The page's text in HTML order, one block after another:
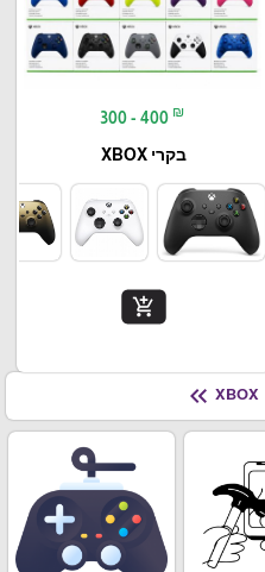
300 - 400 ₪
בקרי XBOX
add_shopping_cart
keyboard_double_arrow_left